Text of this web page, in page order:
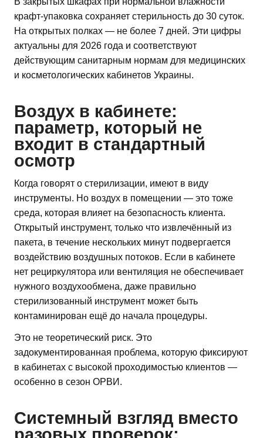
крафт-упаковка сохраняет стерильность до 30 суток.
На открытых полках — не более 7 дней. Эти цифры
актуальны для 2026 года и соответствуют
действующим санитарным нормам для медицинских
и косметологических кабинетов Украины.
Воздух в кабинете:
параметр, который не
входит в стандартный
осмотр
Когда говорят о стерилизации, имеют в виду
инструменты. Но воздух в помещении — это тоже
среда, которая влияет на безопасность клиента.
Открытый инструмент, только что извлечённый из
пакета, в течение нескольких минут подвергается
воздействию воздушных потоков. Если в кабинете
нет рециркулятора или вентиляция не обеспечивает
нужного воздухообмена, даже правильно
стерилизованный инструмент может быть
контаминирован ещё до начала процедуры.
Это не теоретический риск. Это
задокументированная проблема, которую фиксируют
в кабинетах с высокой проходимостью клиентов —
особенно в сезон ОРВИ.
Системный взгляд вместо
разовых проверок: